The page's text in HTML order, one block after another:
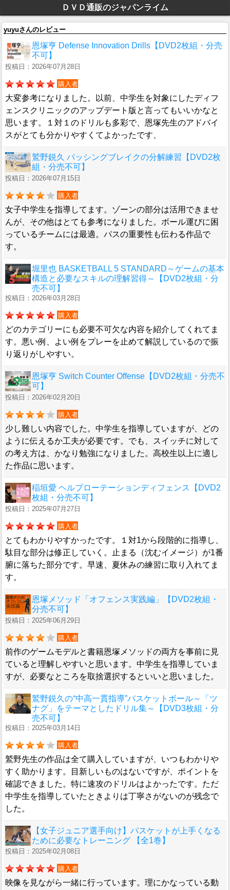
ＤＶＤ通販のジャパンライム
yuyuさんのレビュー
恩塚亨 Defense Innovation Drills【DVD2枚組・分売
不可】
投稿日：2026年07月28日
購入者
大変参考になりました。以前、中学生を対象にしたディフ
ェンスクリニックのアップデート版と言ってもいいかなと
思います。１対１のドリルも多彩で、恩塚先生のアドバイ
スがとても分かりやすくてよかったです、
鷲野鋭久 パッシングブレイクの分解練習【DVD2枚
組・分売不可】
投稿日：2026年07月15日
購入者
女子中学生を指導してます。ゾーンの部分は活用できませ
んが、その他はとても参考になりました。ボール運びに困
っているチームには最適。パスの重要性も伝わる作品で
す。
堀里也 BASKETBALL 5 STANDARD～ゲームの基本
構造と必要なスキルの理解習得～【DVD2枚組・分
売不可】
投稿日：2026年03月28日
購入者
どのカテゴリーにも必要不可欠な内容を紹介してくれてま
す。悪い例、よい例をプレーを止めて解説しているので振
り返りがしやすい。
恩塚亨 Switch Counter Offense【DVD2枚組・分売不
可】
投稿日：2026年02月20日
購入者
少し難しい内容でした。中学生を指導していますが、どの
ように伝えるか工夫が必要です。でも、スイッチに対して
の考え方は、かなり勉強になりました。高校生以上に適し
た作品に思います。
稲垣愛 ヘルプローテーションディフェンス【DVD2
枚組・分売不可】
投稿日：2025年07月27日
購入者
とてもわかりやすかったです。１対1から段階的に指導し、
駄目な部分は修正していく。止まる（沈むイメージ）が1番
腑に落ちた部分です。早速、夏休みの練習に取り入れてま
す。
恩塚メソッド「オフェンス実践編」【DVD2枚組・
分売不可】
投稿日：2025年06月29日
購入者
前作のゲームモデルと書籍恩塚メソッドの両方を事前に見
ていると理解しやすいと思います。中学生を指導していま
すが、必要なところを取捨選択するといいと思いました。
鷲野鋭久の“中高一貫指導”バスケットボール～「ツ
ナグ」をテーマとしたドリル集～【DVD3枚組・分
売不可】
投稿日：2025年03月14日
購入者
鷲野先生の作品は全て購入していますが、いつもわかりや
すく助かります。目新しいものはないですが、ポイントを
確認できました。特に速攻のドリルはよかったです。ただ
中学生を指導していたときよりは丁寧さがないのが残念で
した。
【女子ジュニア選手向け】バスケットが上手くなる
ために必要なトレーニング 【全1巻】
投稿日：2025年02月08日
購入者
映像を見ながら一緒に行っています。理にかなっている動